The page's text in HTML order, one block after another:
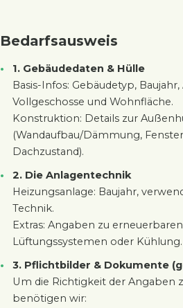
Bedarfsausweis
1. Gebäudedaten & Hülle
Basis-Infos: Gebäudetyp,
Vollgeschosse und Wohnfläche.
Konstruktion: Details zur
(Wandaufbau/Dämmung,
Dachzustand).
2. Die Anlagentechnik
Heizungsanlage: Baujahr,
Technik.
Extras: Angaben zu
Lüftungssystemen oder Kühlung.
3. Pflichtbilder & Dokumente
Um die Richtigkeit der Angaben
benötigen wir: